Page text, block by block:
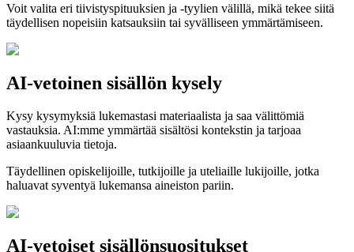
Voit valita eri tiivistyspituuksien ja -tyylien välillä, mikä tekee siitä
täydellisen nopeisiin katsauksiin tai syvälliseen ymmärtämiseen.
AI-vetoinen sisällön kysely
Kysy kysymyksiä lukemastasi materiaalista ja saa välittömiä
vastauksia. AI:mme ymmärtää sisältösi kontekstin ja tarjoaa
asiaankuuluvia tietoja.
Täydellinen opiskelijoille, tutkijoille ja uteliaille lukijoille, jotka
haluavat syventyä lukemansa aineiston pariin.
AI-vetoiset sisällönsuositukset